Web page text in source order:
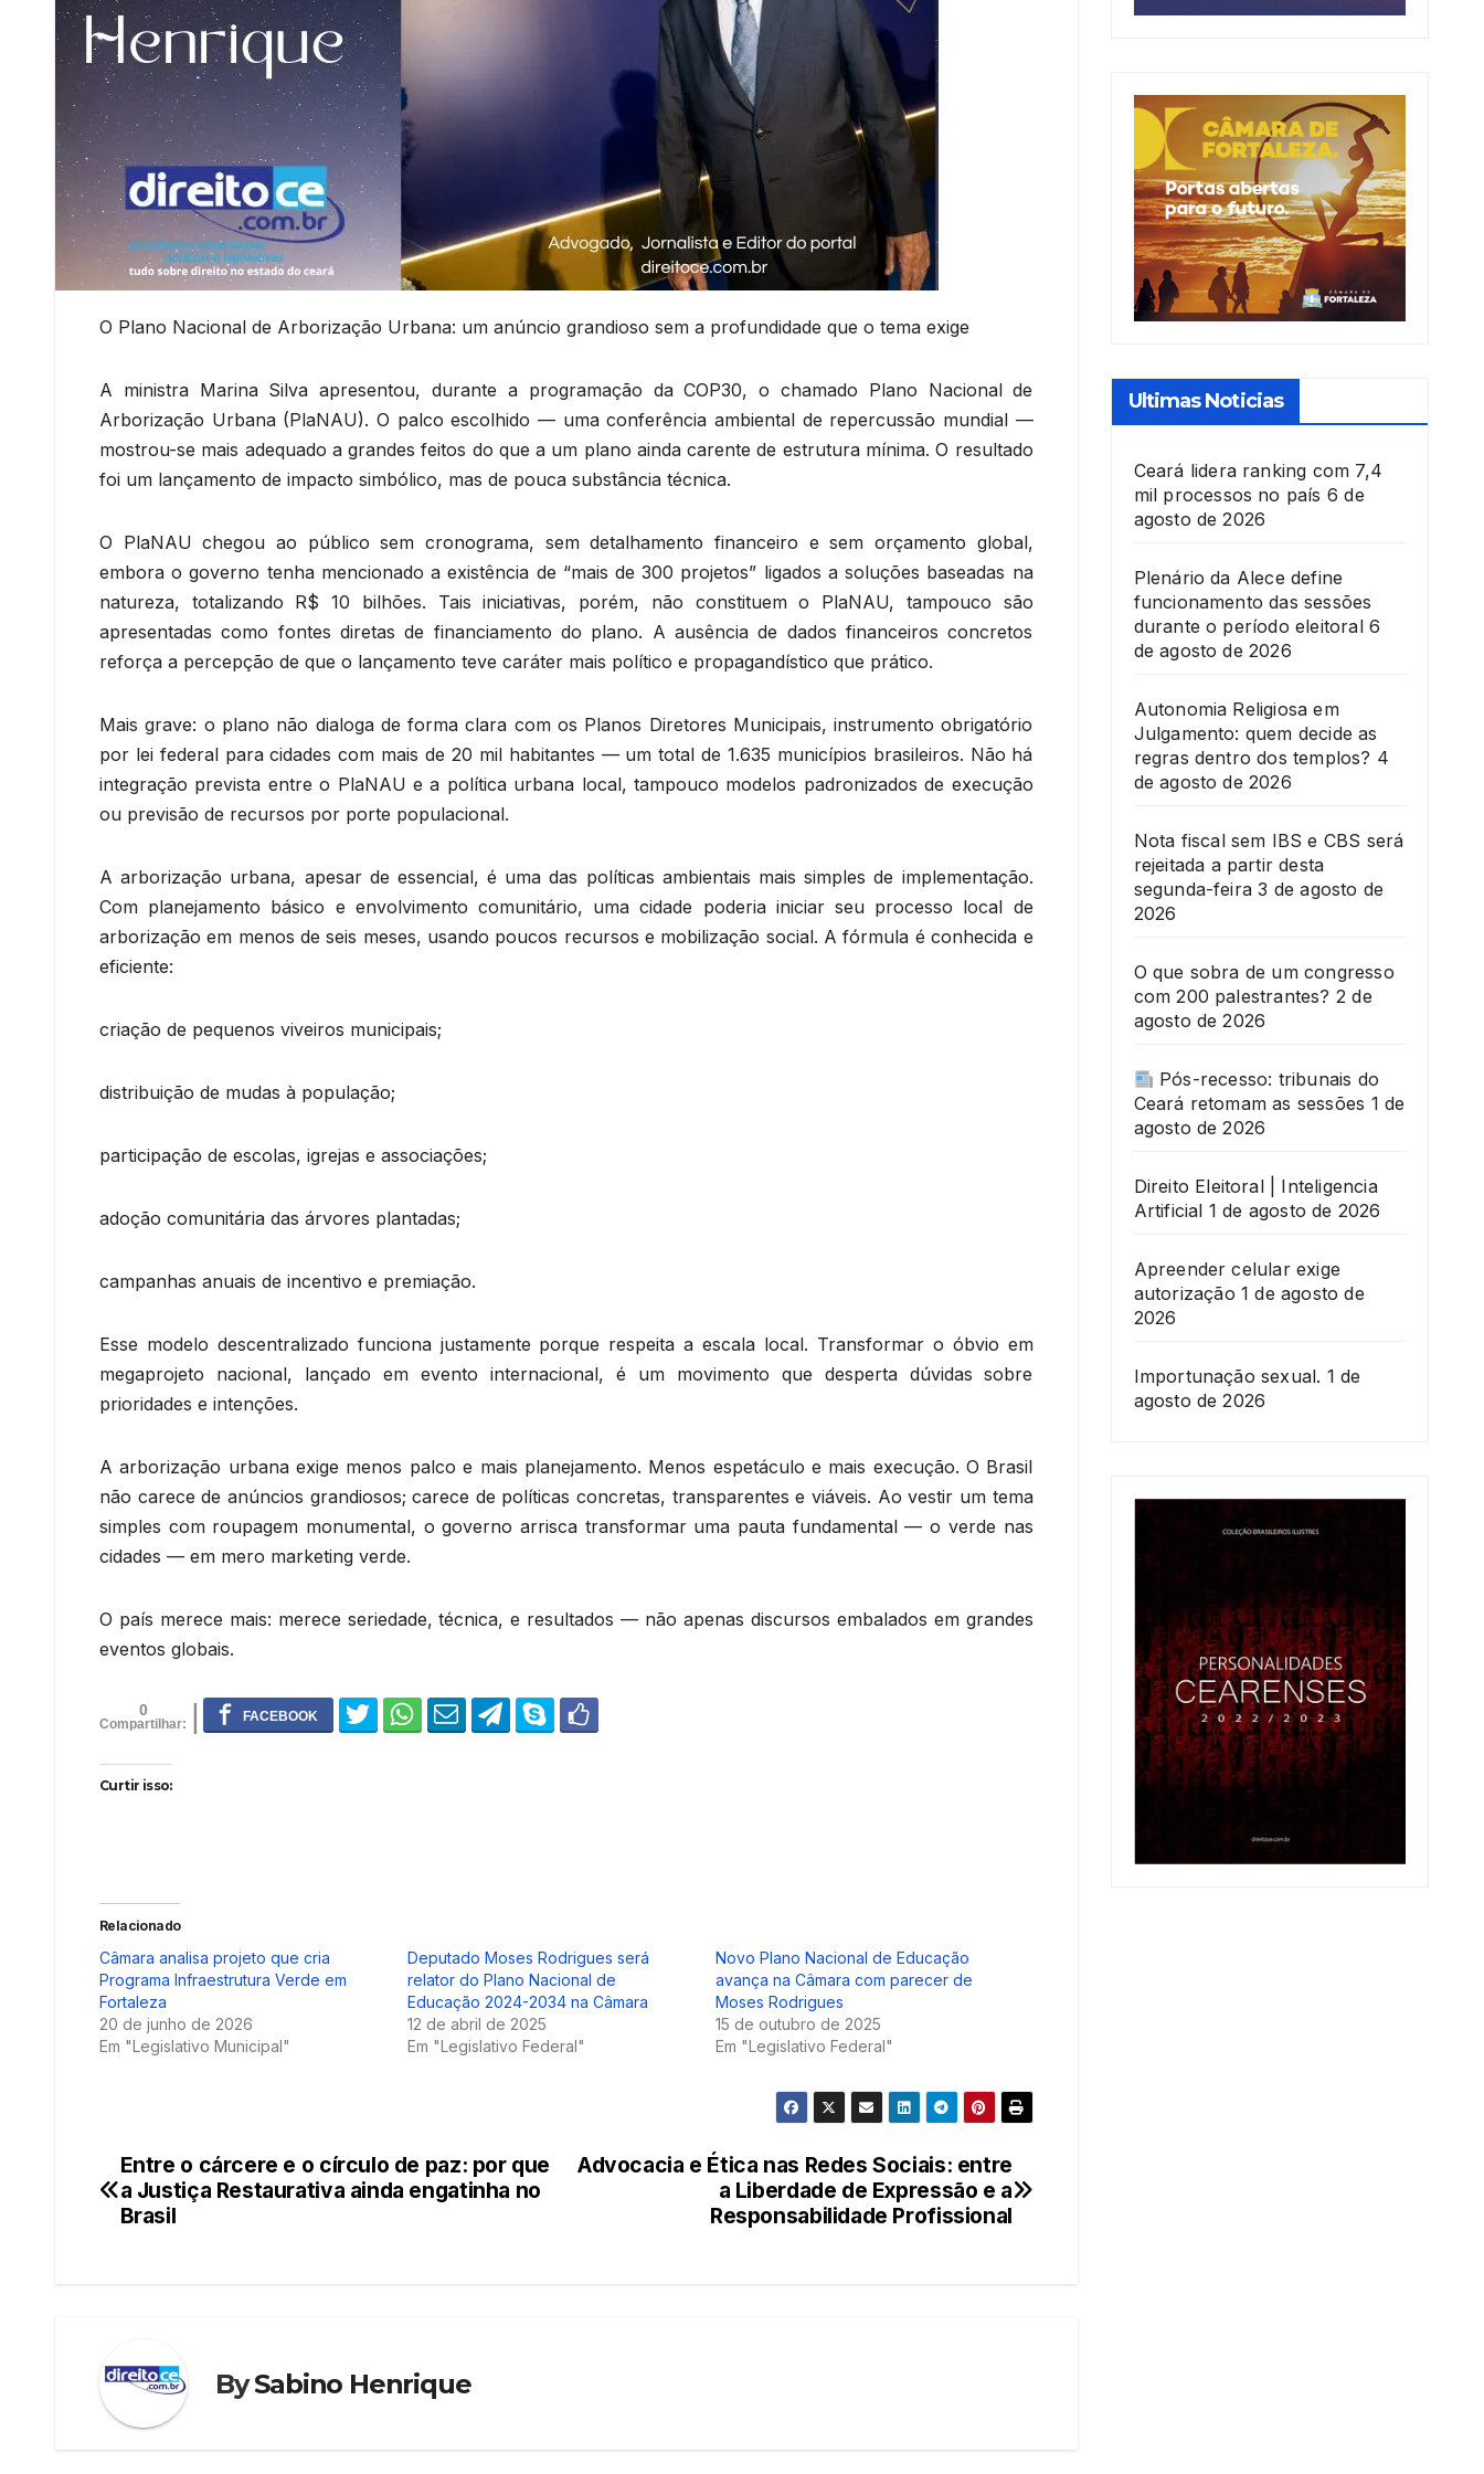
O Plano Nacional de Arborização Urbana: um anúncio grandioso sem a profundidade que o tema exige
A ministra Marina Silva apresentou, durante a programação da COP30, o chamado Plano Nacional de
Arborização Urbana (PlaNAU). O palco escolhido — uma conferência ambiental de repercussão mundial —
mostrou-se mais adequado a grandes feitos do que a um plano ainda carente de estrutura mínima. O resultado
foi um lançamento de impacto simbólico, mas de pouca substância técnica.
O PlaNAU chegou ao público sem cronograma, sem detalhamento financeiro e sem orçamento global,
embora o governo tenha mencionado a existência de “mais de 300 projetos” ligados a soluções baseadas na
natureza, totalizando R$ 10 bilhões. Tais iniciativas, porém, não constituem o PlaNAU, tampouco são
apresentadas como fontes diretas de financiamento do plano. A ausência de dados financeiros concretos
reforça a percepção de que o lançamento teve caráter mais político e propagandístico que prático.
Mais grave: o plano não dialoga de forma clara com os Planos Diretores Municipais, instrumento obrigatório
por lei federal para cidades com mais de 20 mil habitantes — um total de 1.635 municípios brasileiros. Não há
integração prevista entre o PlaNAU e a política urbana local, tampouco modelos padronizados de execução
ou previsão de recursos por porte populacional.
A arborização urbana, apesar de essencial, é uma das políticas ambientais mais simples de implementação.
Com planejamento básico e envolvimento comunitário, uma cidade poderia iniciar seu processo local de
arborização em menos de seis meses, usando poucos recursos e mobilização social. A fórmula é conhecida e
eficiente:
criação de pequenos viveiros municipais;
distribuição de mudas à população;
participação de escolas, igrejas e associações;
adoção comunitária das árvores plantadas;
campanhas anuais de incentivo e premiação.
Esse modelo descentralizado funciona justamente porque respeita a escala local. Transformar o óbvio em
megaprojeto nacional, lançado em evento internacional, é um movimento que desperta dúvidas sobre
prioridades e intenções.
A arborização urbana exige menos palco e mais planejamento. Menos espetáculo e mais execução. O Brasil
não carece de anúncios grandiosos; carece de políticas concretas, transparentes e viáveis. Ao vestir um tema
simples com roupagem monumental, o governo arrisca transformar uma pauta fundamental — o verde nas
cidades — em mero marketing verde.
O país merece mais: merece seriedade, técnica, e resultados — não apenas discursos embalados em grandes
eventos globais.
0
Curtir isso:
Relacionado
Câmara analisa projeto que cria
Programa Infraestrutura Verde em
Fortaleza
20 de junho de 2026
Em "Legislativo Municipal"
Deputado Moses Rodrigues será
relator do Plano Nacional de
Educação 2024-2034 na Câmara
12 de abril de 2025
Em "Legislativo Federal"
Novo Plano Nacional de Educação
avança na Câmara com parecer de
Moses Rodrigues
15 de outubro de 2025
Em "Legislativo Federal"
Navegação
de
Advocacia e Ética nas Redes Sociais: entre
a Liberdade de Expressão e a
Responsabilidade Profissional
Entre o cárcere e o círculo de paz: por que
a Justiça Restaurativa ainda engatinha no
Brasil
BySabino Henrique
Ultimas Noticias
Ceará lidera ranking com 7,4
mil processos no país 6 de
agosto de 2026
Plenário da Alece define
funcionamento das sessões
durante o período eleitoral 6
de agosto de 2026
Autonomia Religiosa em
Julgamento: quem decide as
regras dentro dos templos? 4
de agosto de 2026
Nota fiscal sem IBS e CBS será
rejeitada a partir desta
segunda-feira 3 de agosto de
2026
O que sobra de um congresso
com 200 palestrantes? 2 de
agosto de 2026
Pós-recesso: tribunais do
Ceará retomam as sessões 1 de
agosto de 2026
Direito Eleitoral | Inteligencia
Artificial 1 de agosto de 2026
Apreender celular exige
autorização 1 de agosto de
2026
Importunação sexual. 1 de
agosto de 2026